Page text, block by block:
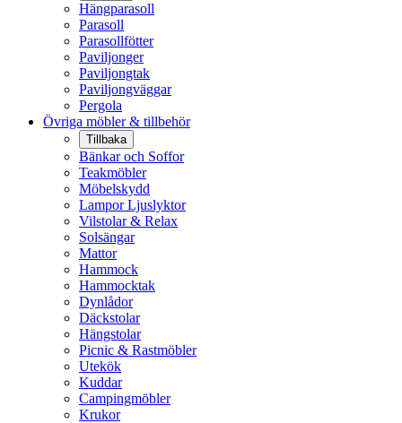
Hängparasoll
Parasoll
Parasollfötter
Paviljonger
Paviljongtak
Paviljongväggar
Pergola
Övriga möbler & tillbehör
Tillbaka
Bänkar och Soffor
Teakmöbler
Möbelskydd
Lampor Ljuslyktor
Vilstolar & Relax
Solsängar
Mattor
Hammock
Hammocktak
Dynlådor
Däckstolar
Hängstolar
Picnic & Rastmöbler
Utekök
Kuddar
Campingmöbler
Krukor